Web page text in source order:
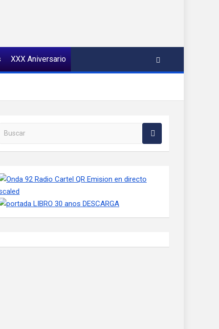
XXX Aniversario
en la web